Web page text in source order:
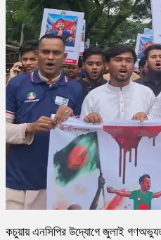
কচুয়ায় এনসিপির উদ্যোগে জুলাই